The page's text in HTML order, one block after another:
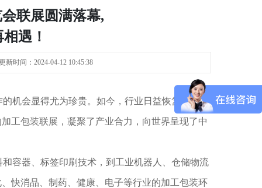
联展圆满落幕,
遇！
新时间：2024-04-12 10:45:38
机会显得尤为珍贵。如今，行业日益恢复，渐入
工包装联展，凝聚了产业合力，向世界呈现了中
容器、标签印刷技术，到工业机器人、仓储物流
快消品、制药、健康、电子等行业的加工包装环